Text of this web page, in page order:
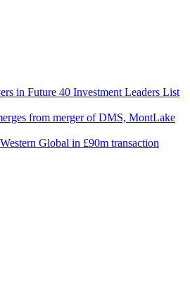
in Future 40 Investment Leaders List
from merger of DMS, MontLake
Global in £90m transaction